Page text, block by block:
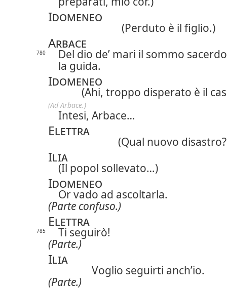
Idomeneo
(Perduto è il figlio.)
Arbace
780
Del dio de’ mari il sommo
la guida.
Idomeneo
(Ahi, troppo disperato è il
(Ad Arbace.)
Intesi, Arbace…
Elettra
(Qual nuovo
Ilia
(Il popol sollevato…)
Idomeneo
Or vado ad ascoltarla.
(Parte confuso.)
Elettra
785
Ti seguirò!
(Parte.)
Ilia
Voglio seguirti anch’io.
(Parte.)